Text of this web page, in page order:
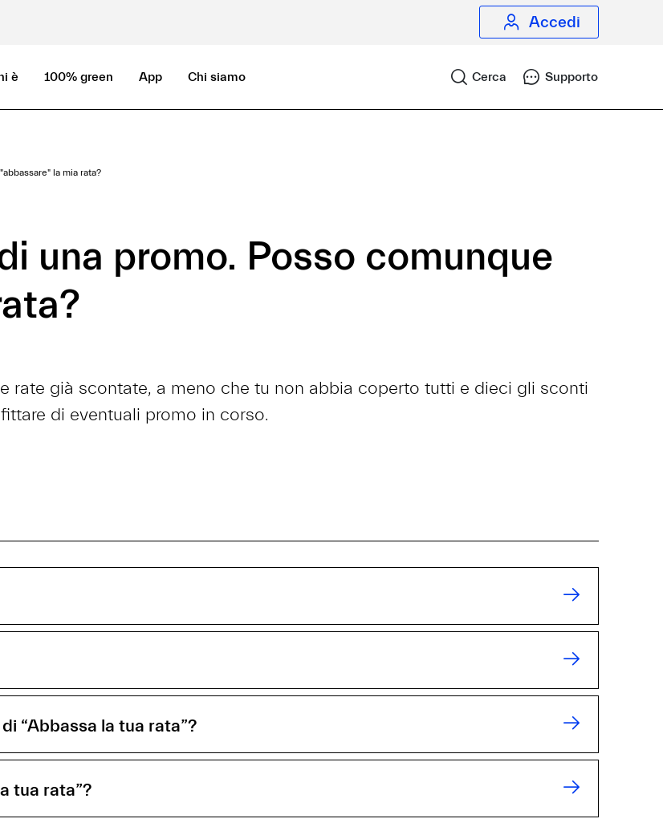
Accedi
è 100% green App Chi siamo Cerca Supporto
la mia rata?
una promo. Posso comunque
rate già scontate, a meno che tu non abbia coperto tutti e dieci gli sconti
di eventuali promo in corso.
“Abbassa la tua rata”?
tua rata”?